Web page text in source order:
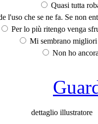
Quasi tutta
l'uso che se ne fa. Se non
Per lo più ritengo venga
Mi sembrano
Non ho
dettaglio illustratore